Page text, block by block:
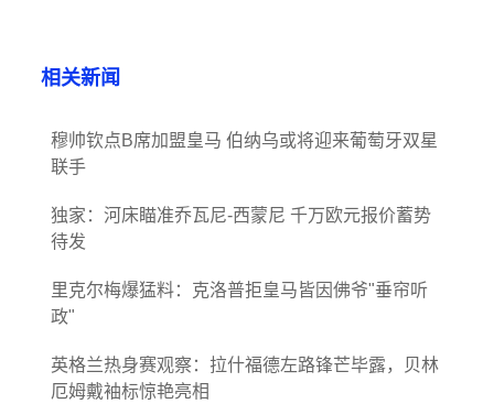
相关新闻
穆帅钦点B席加盟皇马 伯纳乌或将迎来葡萄牙双星
联手
独家：河床瞄准乔瓦尼-西蒙尼 千万欧元报价蓄势
待发
里克尔梅爆猛料：克洛普拒皇马皆因佛爷"垂帘听
政"
英格兰热身赛观察：拉什福德左路锋芒毕露，贝林
厄姆戴袖标惊艳亮相